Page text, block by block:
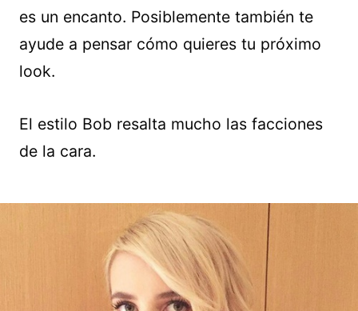
es un encanto. Posiblemente también te
ayude a pensar cómo quieres tu próximo
look.
El estilo Bob resalta mucho las facciones
de la cara.